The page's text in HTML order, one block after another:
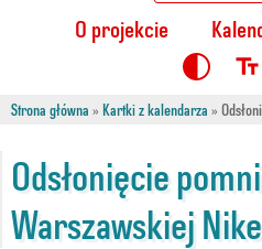
O projekcie
Kontrast
Strona główna » Kartki z kalendarza »
Odsłonięcie
Warszawskiej Nike